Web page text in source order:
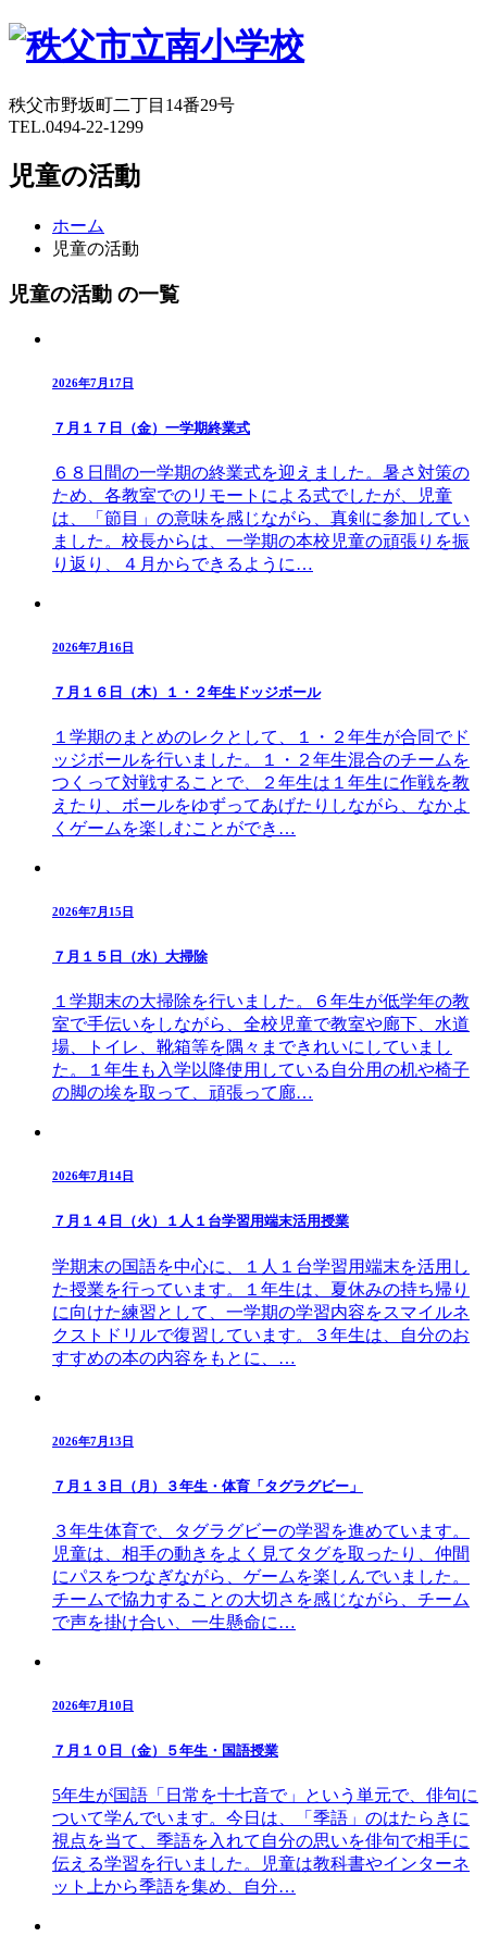
秩父市野坂町二丁目14番29号
TEL.0494-22-1299
児童の活動
ホーム
児童の活動
児童の活動 の一覧
2026年7月17日
７月１７日（金）一学期終業式
６８日間の一学期の終業式を迎えました。暑さ対策の
ため、各教室でのリモートによる式でしたが、児童
は、「節目」の意味を感じながら、真剣に参加してい
ました。校長からは、一学期の本校児童の頑張りを振
り返り、４月からできるように…
2026年7月16日
７月１６日（木）１・２年生ドッジボール
１学期のまとめのレクとして、１・２年生が合同でド
ッジボールを行いました。１・２年生混合のチームを
つくって対戦することで、２年生は１年生に作戦を教
えたり、ボールをゆずってあげたりしながら、なかよ
くゲームを楽しむことができ…
2026年7月15日
７月１５日（水）大掃除
１学期末の大掃除を行いました。６年生が低学年の教
室で手伝いをしながら、全校児童で教室や廊下、水道
場、トイレ、靴箱等を隅々まできれいにしていまし
た。１年生も入学以降使用している自分用の机や椅子
の脚の埃を取って、頑張って廊…
2026年7月14日
７月１４日（火）１人１台学習用端末活用授業
学期末の国語を中心に、１人１台学習用端末を活用し
た授業を行っています。１年生は、夏休みの持ち帰り
に向けた練習として、一学期の学習内容をスマイルネ
クストドリルで復習しています。３年生は、自分のお
すすめの本の内容をもとに、…
2026年7月13日
７月１３日（月）３年生・体育「タグラグビー」
３年生体育で、タグラグビーの学習を進めています。
児童は、相手の動きをよく見てタグを取ったり、仲間
にパスをつなぎながら、ゲームを楽しんでいました。
チームで協力することの大切さを感じながら、チーム
で声を掛け合い、一生懸命に…
2026年7月10日
７月１０日（金）５年生・国語授業
5年生が国語「日常を十七音で」という単元で、俳句に
ついて学んでいます。今日は、「季語」のはたらきに
視点を当て、季語を入れて自分の思いを俳句で相手に
伝える学習を行いました。児童は教科書やインターネ
ット上から季語を集め、自分…